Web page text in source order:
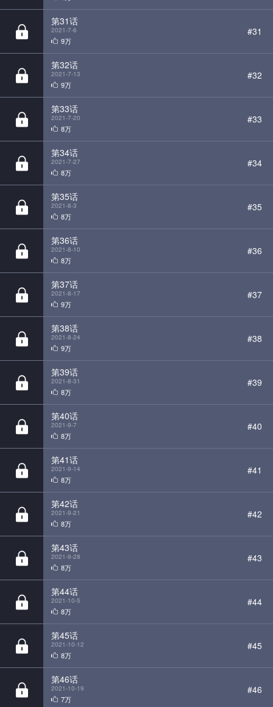
第32话
2021-7-13
9万
#32
第33话
2021-7-20
8万
#33
第34话
2021-7-27
8万
#34
第35话
2021-8-3
8万
#35
第36话
2021-8-10
8万
#36
第37话
2021-8-17
9万
#37
第38话
2021-8-24
9万
#38
第39话
2021-8-31
8万
#39
第40话
2021-9-7
8万
#40
第41话
2021-9-14
8万
#41
第42话
2021-9-21
8万
#42
第43话
2021-9-28
8万
#43
第44话
2021-10-5
8万
#44
第45话
2021-10-12
8万
#45
第46话
2021-10-19
7万
#46
第47话
2021-10-26
7万
#47